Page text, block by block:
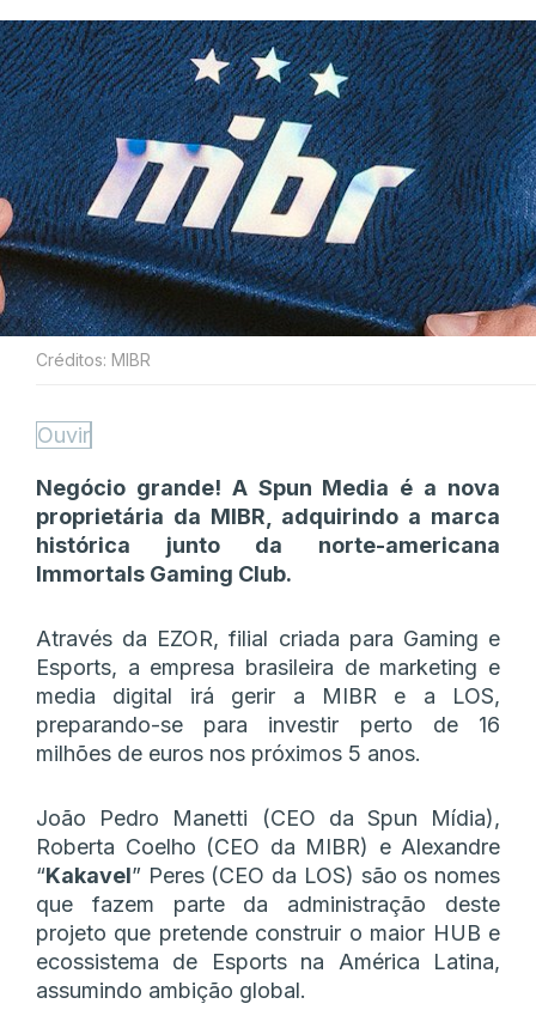
Créditos: MIBR
Ouvir
Negócio grande! A Spun Media é a nova
proprietária da MIBR, adquirindo a marca
histórica junto da norte-americana
Immortals Gaming Club.
Através da EZOR, filial criada para Gaming e
Esports, a empresa brasileira de marketing e
media digital irá gerir a MIBR e a LOS,
preparando-se para investir perto de 16
milhões de euros nos próximos 5 anos.
João Pedro Manetti (CEO da Spun Mídia),
Roberta Coelho (CEO da MIBR) e Alexandre
“Kakavel” Peres (CEO da LOS) são os nomes
que fazem parte da administração deste
projeto que pretende construir o maior HUB e
ecossistema de Esports na América Latina,
assumindo ambição global.